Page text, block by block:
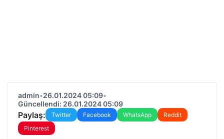
admin•26.01.2024 05:09•
Güncellendi: 26.01.2024 05:09
Paylaş: Twitter Facebook WhatsApp
Reddit
Pinterest